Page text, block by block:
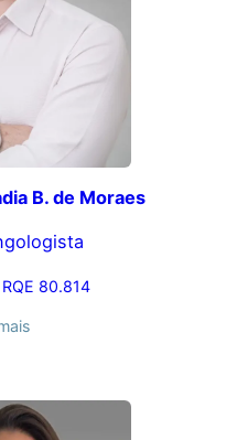
B. de Moraes
80.814